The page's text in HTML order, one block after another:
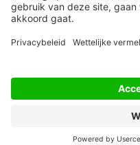
Algemene Voorwaarden